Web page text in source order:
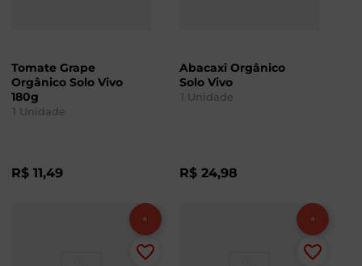
Tomate Grape
Orgânico Solo Vivo
180g
1 Unidade
R$ 11,49
Abacaxi Orgânico
Solo Vivo
1 Unidade
R$ 24,98